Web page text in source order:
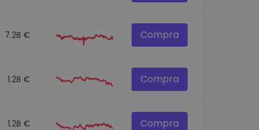
7.2B € Compra
1.2B € Compra
1.2B € Compra